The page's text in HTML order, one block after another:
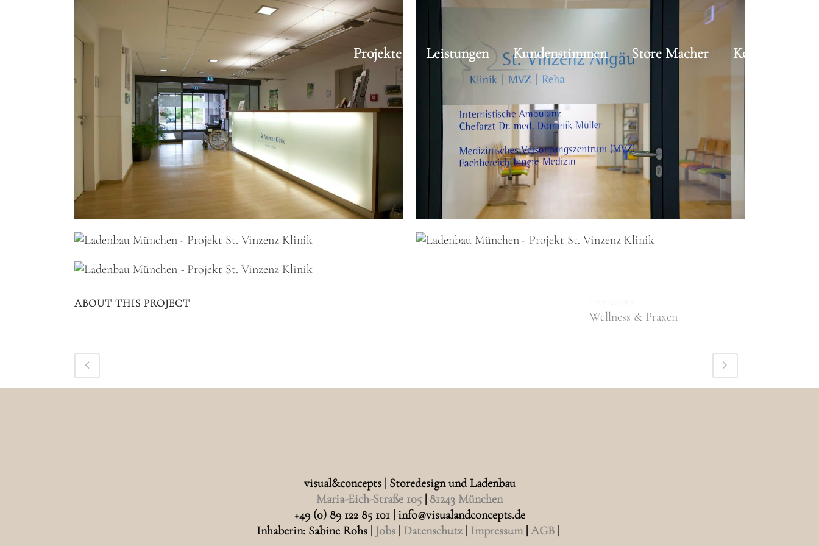
Projekte Leistungen Kundenstimmen Store Macher Kontakt
ABOUT THIS PROJECT
Wellness & Praxen
visual&concepts | Storedesign und Ladenbau
Maria-Eich-Straße 105 81243 München
+49 (0) 89 122 85 101 | info@visualandconcepts.de
Inhaberin: Sabine Rohs | Jobs Datenschutz Impressum| AGB